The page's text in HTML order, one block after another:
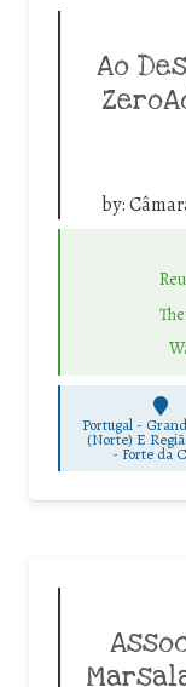
Ao
by:
Portugal -
(Norte) E
- Forte da